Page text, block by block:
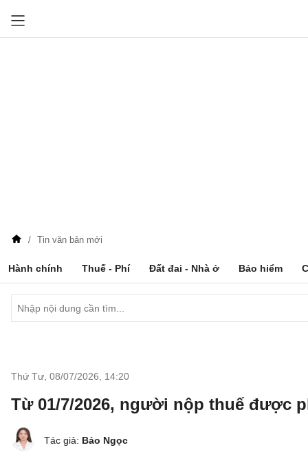
Tin văn bản mới
Hành chính Thuế - Phí Đất đai - Nhà ở Bảo hiểm
Thứ Tư, 08/07/2026 14:20
Từ 01/7/2026, người nộp thuế được
Tác giả: Bảo Ngọc